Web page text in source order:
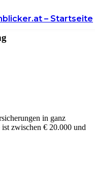
– Startseite
Ergo Direkt
in ganz
zwischen € 20.000 und